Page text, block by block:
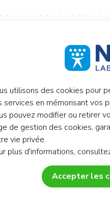
EN
Vos
utilisons des cookies pour
services en mémorisant vos
pouvez modifier ou retirer
de gestion des cookies,
vie privée.
plus d'informations,
Accepter les